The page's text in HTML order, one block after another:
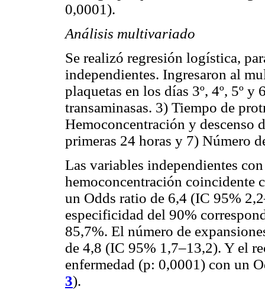
0,0001).
Análisis multivariado
Se realizó regresión logística,
independientes. Ingresaron al
plaquetas en los días 3º, 4º, 5º
transaminasas. 3) Tiempo de
Hemoconcentración y descenso
primeras 24 horas y 7) Número
Las variables independientes
hemoconcentración coincidente
un Odds ratio de 6,4 (IC 95%
especificidad del 90%
85,7%. El número de
de 4,8 (IC 95% 1,7–13,2). Y el
enfermedad (p: 0,0001) con un
3).